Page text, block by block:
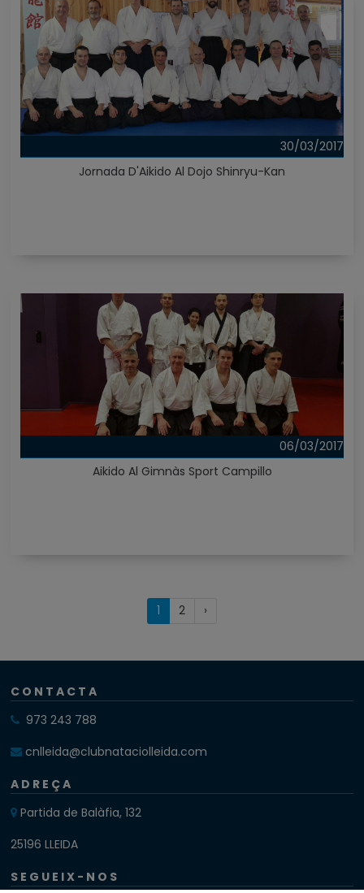
30/03/2017
Jornada D'Aikido Al Dojo Shinryu-Kan
06/03/2017
Aikido Al Gimnàs Sport Campillo
1 (current)
2 ›
CONTACTA
973 243 788
cnlleida@clubnataciolleida.com
ADREÇA
Partida de Balàfia, 132
25196 LLEIDA
SEGUEIX-NOS